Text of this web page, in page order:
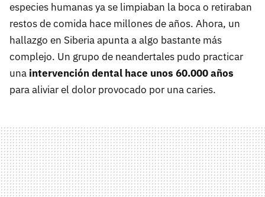
especies humanas ya se limpiaban la boca o retiraban
restos de comida hace millones de años. Ahora, un
hallazgo en Siberia apunta a algo bastante más
complejo. Un grupo de neandertales pudo practicar
una intervención dental hace unos 60.000 años
para aliviar el dolor provocado por una caries.